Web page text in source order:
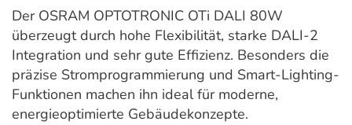
Der OSRAM OPTOTRONIC OTi DALI 80W
überzeugt durch hohe Flexibilität, starke DALI-2
Integration und sehr gute Effizienz. Besonders die
präzise Stromprogrammierung und Smart-Lighting-
Funktionen machen ihn ideal für moderne,
energieoptimierte Gebäudekonzepte.